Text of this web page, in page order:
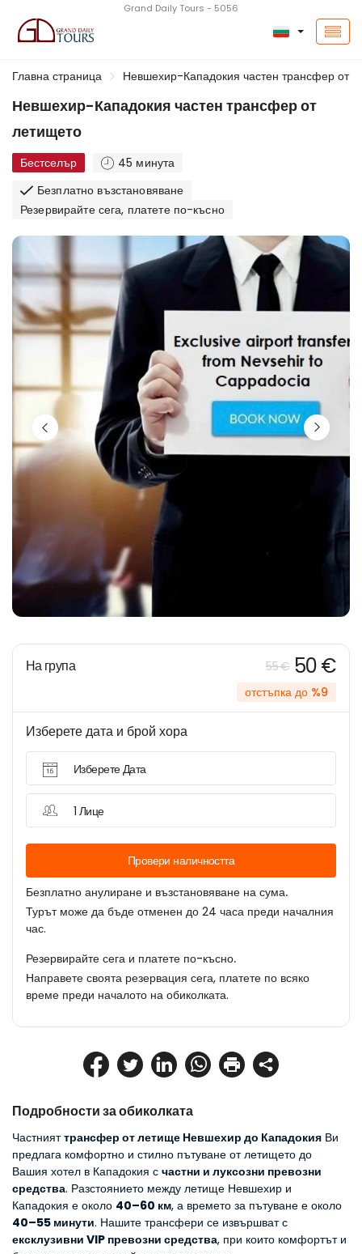
Grand Daily Tours - 5056
Главна страница Невшехир-Кападокия частен трансфер от
Невшехир-Кападокия частен трансфер от
летището
Бестселър
45 минута
Безплатно възстановяване
Резервирайте сега, платете по-късно
Подробности за обиколката
Частният трансфер от летище Невшехир до Кападокия Ви
предлага комфортно и стилно пътуване от летището до
Вашия хотел в Кападокия с частни и луксозни превозни
средства. Разстоянието между летище Невшехир и
Кападокия е около 40–60 км
40–55 минути
ексклузивни VIP превозни средства, при които комфортът и
На група 55 € 50 €
отстъпка до %9
Изберете дата и брой хора
Изберете Дата
1 Лице
Провери наличността
Безплатно анулиране и възстановяване на сума.
Турът може да бъде отменен до 24 часа преди началния
час.
Резервирайте сега и платете по-късно.
Направете своята резервация сега, платете по всяко
време преди началото на обиколката.